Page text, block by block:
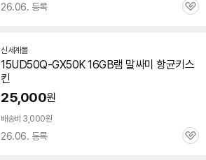
26.06. 등록
관
신세계몰
15UD50Q-GX50K 16GB램 말싸미 항균키스
킨
25,000원
배송비 3,000원
26.06. 등록
관